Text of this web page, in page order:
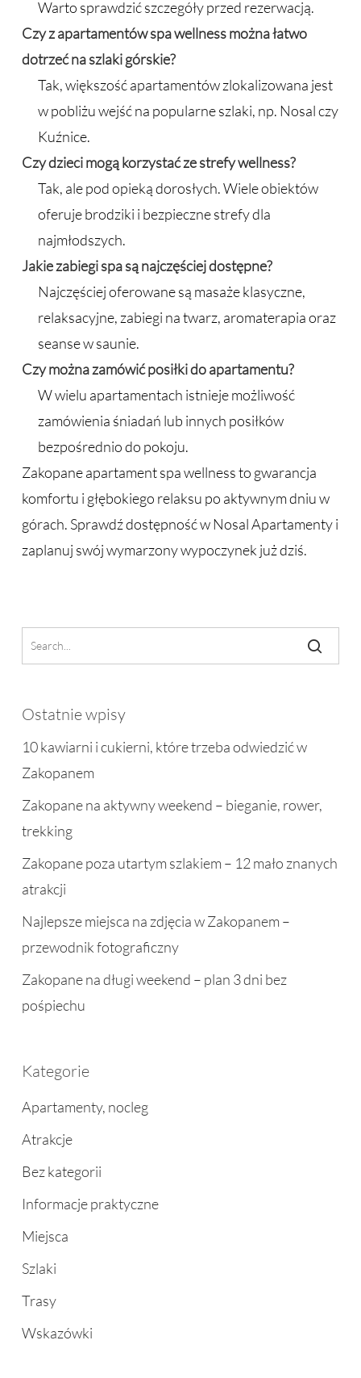
Warto sprawdzić szczegóły przed rezerwacją.
Czy z apartamentów spa wellness można łatwo
dotrzeć na szlaki górskie?
Tak, większość apartamentów zlokalizowana jest
w pobliżu wejść na popularne szlaki, np. Nosal czy
Kuźnice.
Czy dzieci mogą korzystać ze strefy wellness?
Tak, ale pod opieką dorosłych. Wiele obiektów
oferuje brodziki i bezpieczne strefy dla
najmłodszych.
Jakie zabiegi spa są najczęściej dostępne?
Najczęściej oferowane są masaże klasyczne,
relaksacyjne, zabiegi na twarz, aromaterapia oraz
seanse w saunie.
Czy można zamówić posiłki do apartamentu?
W wielu apartamentach istnieje możliwość
zamówienia śniadań lub innych posiłków
bezpośrednio do pokoju.
Zakopane apartament spa wellness to gwarancja
komfortu i głębokiego relaksu po aktywnym dniu w
górach. Sprawdź dostępność w Nosal Apartamenty i
zaplanuj swój wymarzony wypoczynek już dziś.
Ostatnie wpisy
10 kawiarni i cukierni, które trzeba odwiedzić w
Zakopanem
Zakopane na aktywny weekend – bieganie, rower,
trekking
Zakopane poza utartym szlakiem – 12 mało znanych
atrakcji
Najlepsze miejsca na zdjęcia w Zakopanem –
przewodnik fotograficzny
Zakopane na długi weekend – plan 3 dni bez
pośpiechu
Kategorie
Apartamenty, nocleg
Atrakcje
Bez kategorii
Informacje praktyczne
Miejsca
Szlaki
Trasy
Wskazówki